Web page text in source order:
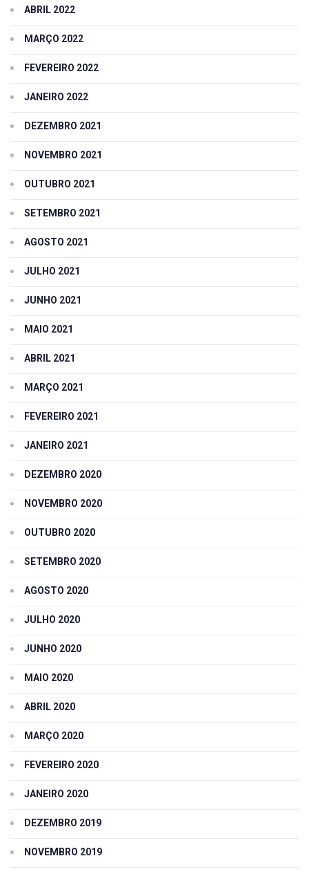
ABRIL 2022
MARÇO 2022
FEVEREIRO 2022
JANEIRO 2022
DEZEMBRO 2021
NOVEMBRO 2021
OUTUBRO 2021
SETEMBRO 2021
AGOSTO 2021
JULHO 2021
JUNHO 2021
MAIO 2021
ABRIL 2021
MARÇO 2021
FEVEREIRO 2021
JANEIRO 2021
DEZEMBRO 2020
NOVEMBRO 2020
OUTUBRO 2020
SETEMBRO 2020
AGOSTO 2020
JULHO 2020
JUNHO 2020
MAIO 2020
ABRIL 2020
MARÇO 2020
FEVEREIRO 2020
JANEIRO 2020
DEZEMBRO 2019
NOVEMBRO 2019